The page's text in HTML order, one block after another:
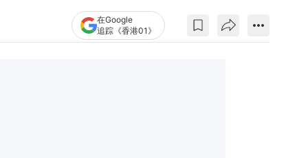
在Google
追踪《香港01》